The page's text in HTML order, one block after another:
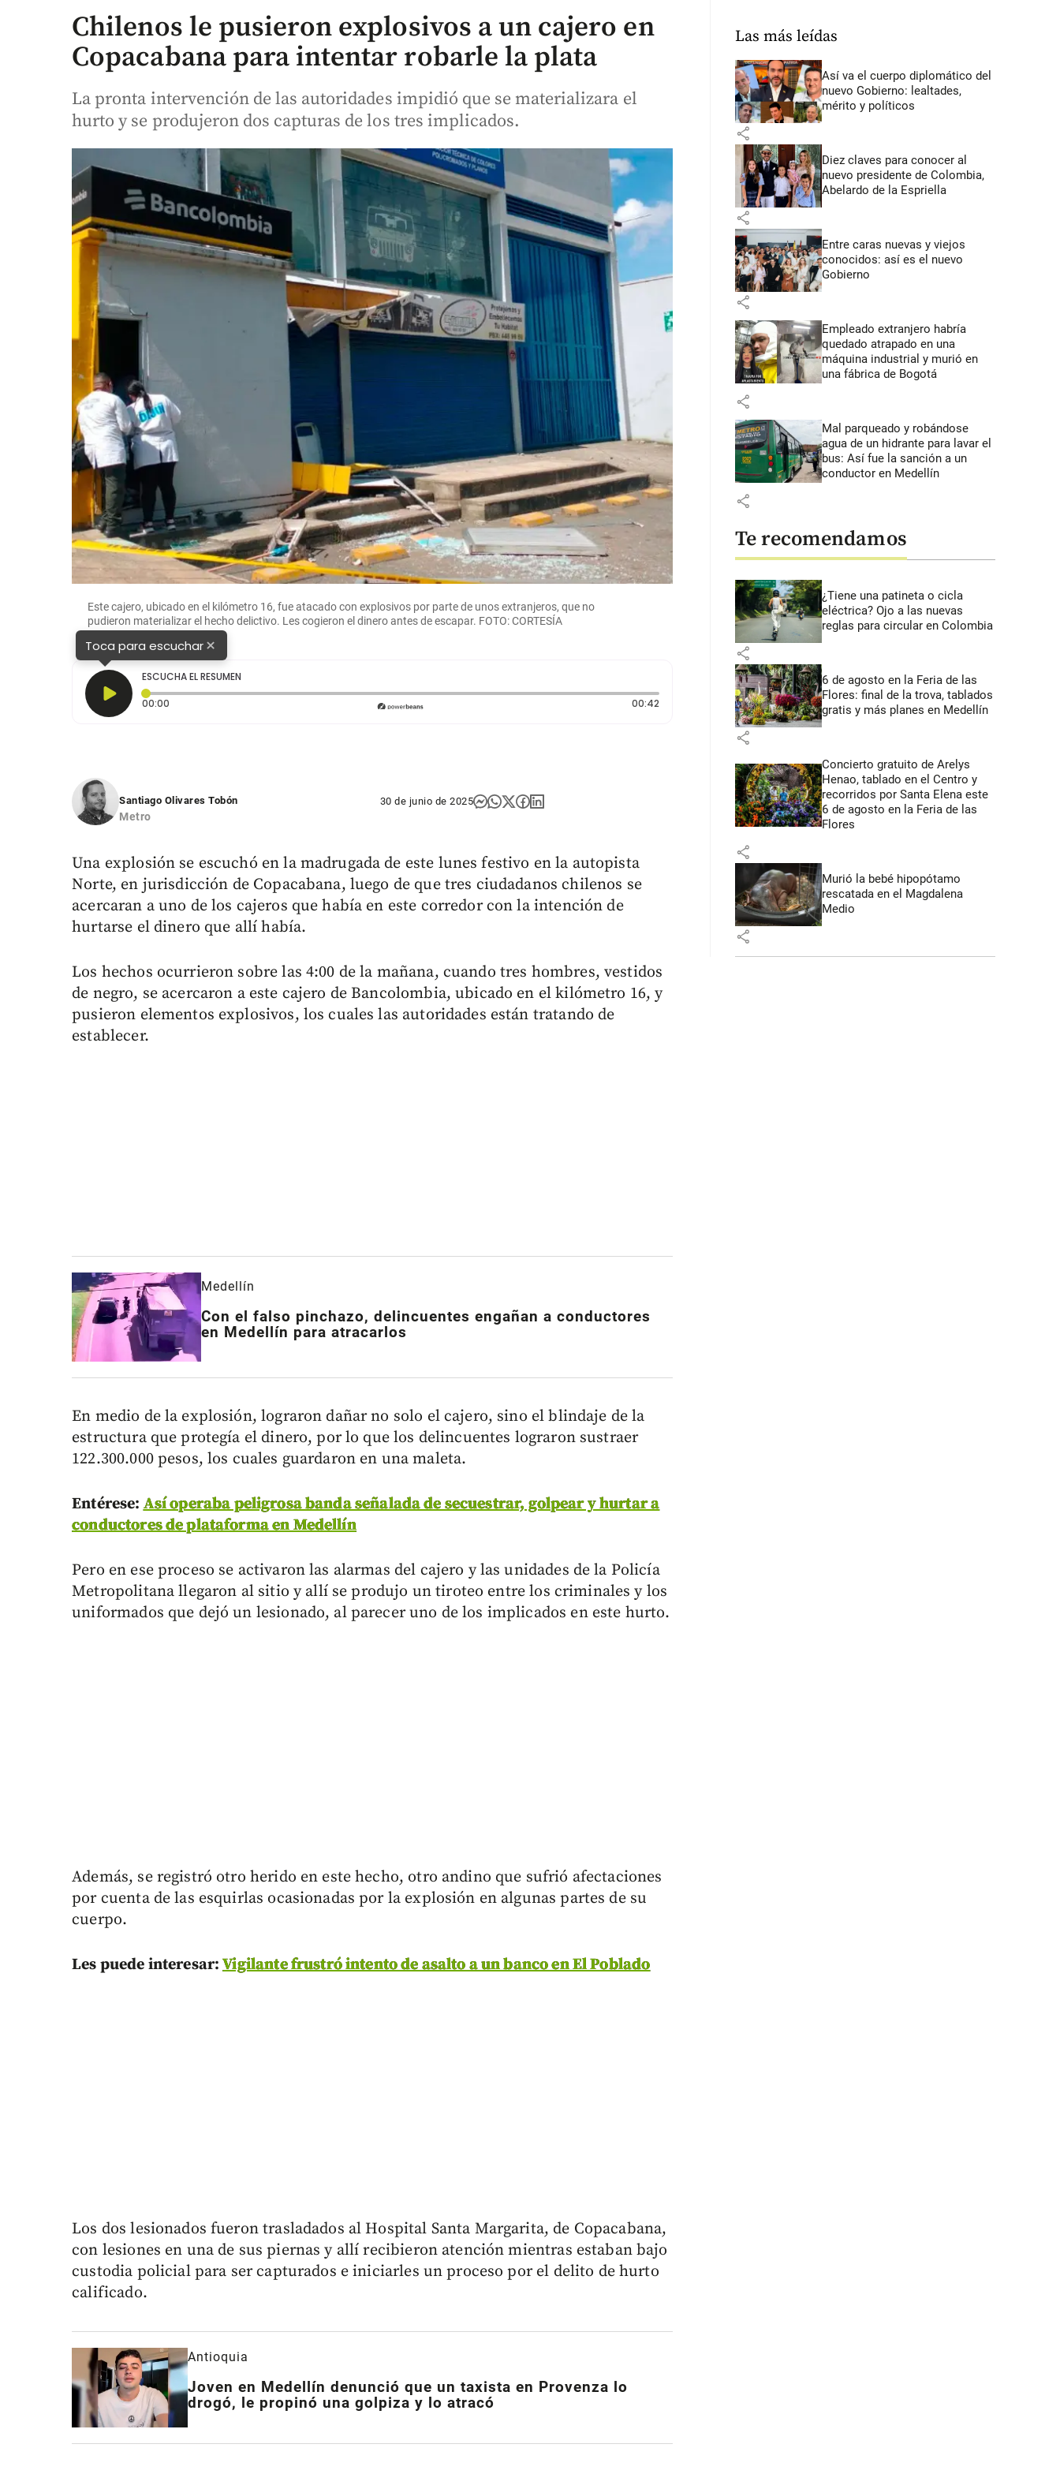
Chilenos le pusieron explosivos a un cajero en
Copacabana para intentar robarle la plata
La pronta intervención de las autoridades impidió que se materializara el
hurto y se produjeron dos capturas de los tres implicados.
Este cajero, ubicado en el kilómetro 16, fue atacado con explosivos por parte de unos extranjeros, que no
pudieron materializar el hecho delictivo. Les cogieron el dinero antes de escapar. FOTO: CORTESÍA
Toca para escuchar×
ESCUCHA EL RESUMEN
00:00
00:42Duración: 42 segundos
Santiago Olivares Tobón
Metro
30 de junio de 2025
Una explosión se escuchó en la madrugada de este lunes festivo en la autopista
Norte, en jurisdicción de Copacabana, luego de que tres ciudadanos chilenos se
acercaran a uno de los cajeros que había en este corredor con la intención de
hurtarse el dinero que allí había.
Los hechos ocurrieron sobre las 4:00 de la mañana, cuando tres hombres, vestidos
de negro, se acercaron a este cajero de Bancolombia, ubicado en el kilómetro 16, y
pusieron elementos explosivos, los cuales las autoridades están tratando de
establecer.
Medellín
Con el falso pinchazo, delincuentes engañan a conductores
en Medellín para atracarlos
En medio de la explosión, lograron dañar no solo el cajero, sino el blindaje de la
estructura que protegía el dinero, por lo que los delincuentes lograron sustraer
122.300.000 pesos, los cuales guardaron en una maleta.
Entérese: Así operaba peligrosa banda señalada de secuestrar, golpear y hurtar a
conductores de plataforma en Medellín
Pero en ese proceso se activaron las alarmas del cajero y las unidades de la Policía
Metropolitana llegaron al sitio y allí se produjo un tiroteo entre los criminales y los
uniformados que dejó un lesionado, al parecer uno de los implicados en este hurto.
Además, se registró otro herido en este hecho, otro andino que sufrió afectaciones
por cuenta de las esquirlas ocasionadas por la explosión en algunas partes de su
cuerpo.
Les puede interesar:Vigilante frustró intento de asalto a un banco en El Poblado
Los dos lesionados fueron trasladados al Hospital Santa Margarita, de Copacabana,
con lesiones en una de sus piernas y allí recibieron atención mientras estaban bajo
custodia policial para ser capturados e iniciarles un proceso por el delito de hurto
calificado.
Antioquia
Joven en Medellín denunció que un taxista en Provenza lo
drogó, le propinó una golpiza y lo atracó
Las más leídas
Así va el cuerpo diplomático del
nuevo Gobierno: lealtades,
mérito y políticos
share
Diez claves para conocer al
nuevo presidente de Colombia,
Abelardo de la Espriella
share
Entre caras nuevas y viejos
conocidos: así es el nuevo
Gobierno
share
Empleado extranjero habría
quedado atrapado en una
máquina industrial y murió en
una fábrica de Bogotá
share
Mal parqueado y robándose
agua de un hidrante para lavar el
bus: Así fue la sanción a un
conductor en Medellín
share
Te recomendamos
¿Tiene una patineta o cicla
eléctrica? Ojo a las nuevas
reglas para circular en Colombia
share
6 de agosto en la Feria de las
Flores: final de la trova, tablados
gratis y más planes en Medellín
share
Concierto gratuito de Arelys
Henao, tablado en el Centro y
recorridos por Santa Elena este
6 de agosto en la Feria de las
Flores
share
Murió la bebé hipopótamo
rescatada en el Magdalena
Medio
share